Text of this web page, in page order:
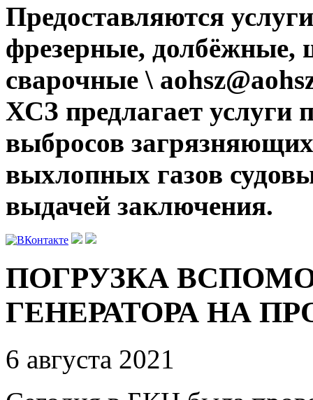
Предоставляются
фрезерные, долбёжные,
сварочные \
ХСЗ предлагает услуги
выбросов
выхлопных газов
выдачей заключения.
ПОГРУЗКА
ГЕНЕРАТОРА НА
6 августа 2021